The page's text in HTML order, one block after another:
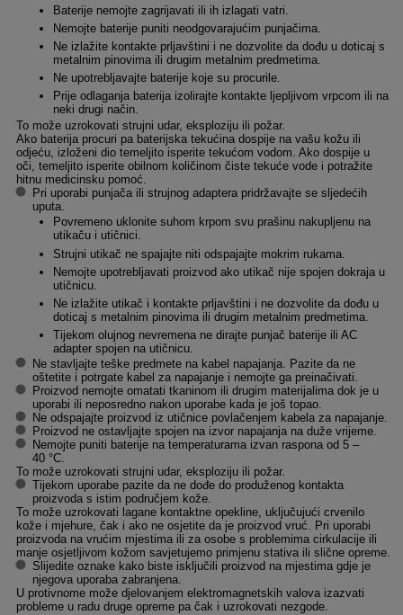
Baterije nemojte zagrijavati ili ih izlagati vatri.
Nemojte baterije puniti neodgovarajućim punjačima.
Ne izlažite kontakte prljavštini i ne dozvolite da dođu u doticaj s
metalnim pinovima ili drugim metalnim predmetima.
Ne upotrebljavajte baterije koje su procurile.
Prije odlaganja baterija izolirajte kontakte ljepljivom vrpcom ili na
neki drugi način.
To može uzrokovati strujni udar, eksploziju ili požar.
Ako baterija procuri pa baterijska tekućina dospije na vašu kožu ili
odjeću, izloženi dio temeljito isperite tekućom vodom. Ako dospije u
oči, temeljito isperite obilnom količinom čiste tekuće vode i potražite
hitnu medicinsku pomoć.
Pri uporabi punjača ili strujnog adaptera pridržavajte se sljedećih
uputa.
Povremeno uklonite suhom krpom svu prašinu nakupljenu na
utikaču i utičnici.
Strujni utikač ne spajajte niti odspajajte mokrim rukama.
Nemojte upotrebljavati proizvod ako utikač nije spojen dokraja u
utičnicu.
Ne izlažite utikač i kontakte prljavštini i ne dozvolite da dođu u
doticaj s metalnim pinovima ili drugim metalnim predmetima.
Tijekom olujnog nevremena ne dirajte punjač baterije ili AC
adapter spojen na utičnicu.
Ne stavljajte teške predmete na kabel napajanja. Pazite da ne
oštetite i potrgate kabel za napajanje i nemojte ga preinačivati.
Proizvod nemojte omatati tkaninom ili drugim materijalima dok je u
uporabi ili neposredno nakon uporabe kada je još topao.
Ne odspajajte proizvod iz utičnice povlačenjem kabela za napajanje.
Proizvod ne ostavljajte spojen na izvor napajanja na duže vrijeme.
Nemojte puniti baterije na temperaturama izvan raspona od 5 –
40 °C.
To može uzrokovati strujni udar, eksploziju ili požar.
Tijekom uporabe pazite da ne dođe do produženog kontakta
proizvoda s istim područjem kože.
To može uzrokovati lagane kontaktne opekline, uključujući crvenilo
kože i mjehure, čak i ako ne osjetite da je proizvod vruć. Pri uporabi
proizvoda na vrućim mjestima ili za osobe s problemima cirkulacije ili
manje osjetljivom kožom savjetujemo primjenu stativa ili slične opreme.
Slijedite oznake kako biste isključili proizvod na mjestima gdje je
njegova uporaba zabranjena.
U protivnome može djelovanjem elektromagnetskih valova izazvati
probleme u radu druge opreme pa čak i uzrokovati nezgode.